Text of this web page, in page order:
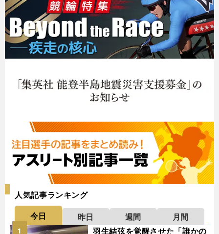
人気記事ランキング
今日 昨日 週間
月間
羽生結弦を覚醒させた「誰かの
1